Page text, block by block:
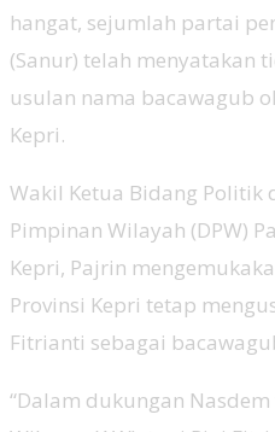
hangat, sejumlah partai
(Sanur) telah menyatakan
usulan nama bacawagub
Kepri.
Wakil Ketua Bidang Politik
Pimpinan Wilayah (DPW)
Kepri, Pajrin
Provinsi Kepri tetap
Fitrianti sebagai
“Dalam dukungan